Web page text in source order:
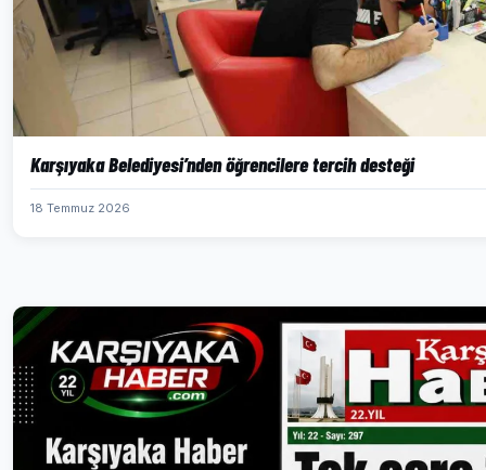
Karşıyaka Belediyesi’nden öğrencilere tercih desteği
18 Temmuz 2026